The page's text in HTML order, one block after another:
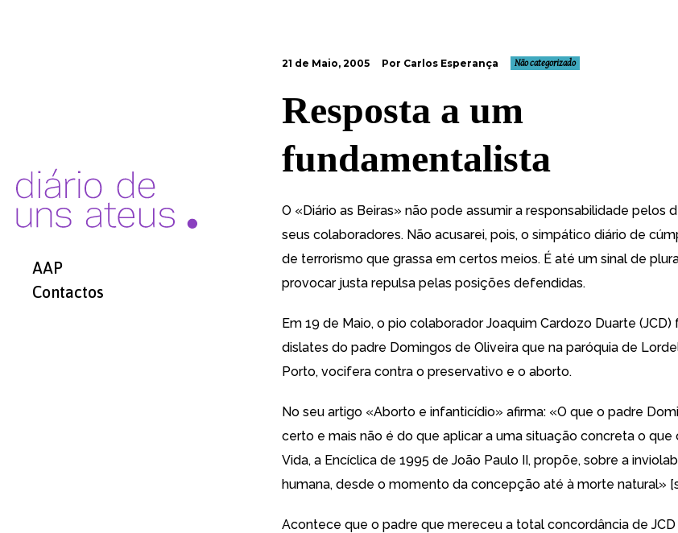
AAP
Contactos
21 de Maio, 2005 Por Carlos Esperança Não categorizado
Resposta a um
fundamentalista
O «Diário as Beiras» não pode assumir a responsabilidade pelos
seus colaboradores. Não acusarei, pois, o simpático diário de
de terrorismo que grassa em certos meios. É até um sinal de
provocar justa repulsa pelas posições defendidas.
Em 19 de Maio, o pio colaborador Joaquim Cardozo Duarte
dislates do padre Domingos de Oliveira que na paróquia de
Porto, vocifera contra o preservativo e o aborto.
No seu artigo «Aborto e infanticídio» afirma: «O que o padre
certo e mais não é do que aplicar a uma situação concreta o que
Vida, a Encíclica de 1995 de João Paulo II, propõe, sobre a
humana, desde o momento da concepção até à morte natural»
Acontece que o padre que mereceu a total concordância de